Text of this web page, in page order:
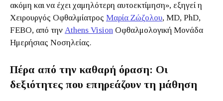
ακόμη και να έχει χαμηλότερη αυτοεκτίμηση», εξηγεί η
Χειρουργός Οφθαλμίατρος Μαρία Ζώζολου, MD, PhD,
FEBO, από την Athens Vision Οφθαλμολογική Μονάδα
Ημερήσιας Νοσηλείας.
Πέρα από την καθαρή όραση: Οι
δεξιότητες που επηρεάζουν τη μάθηση